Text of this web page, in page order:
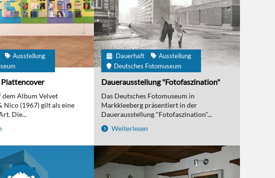
Ausstellung
dem Album Velvet
Nico (1967) gilt als eine
Die...
Dauerhaft
Ausstellung
Deutsches Fotomuseum
Dauerausstellung "Fotofaszination"
Das Deutsches Fotomuseum in
Markkleeberg präsentiert in der
Dauerausstellung "Fotofaszination"...
Weiterlesen